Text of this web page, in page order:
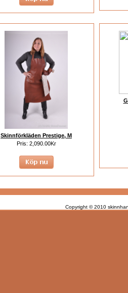
Skinnförkläden Prestige, M
Pris: 2,090.00Kr
Copyright © 2010